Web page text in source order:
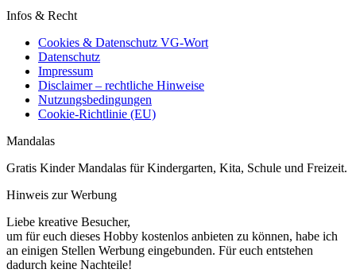
Zauberküche
Infos & Recht
Cookies & Datenschutz VG-Wort
Datenschutz
Impressum
Disclaimer – rechtliche Hinweise
Nutzungsbedingungen
Cookie-Richtlinie (EU)
Mandalas
Gratis Kinder Mandalas für Kindergarten, Kita, Schule und Freizeit.
Hinweis zur Werbung
Liebe kreative Besucher,
um für euch dieses Hobby kostenlos anbieten zu können, habe ich
an einigen Stellen Werbung eingebunden. Für euch entstehen
dadurch keine Nachteile!